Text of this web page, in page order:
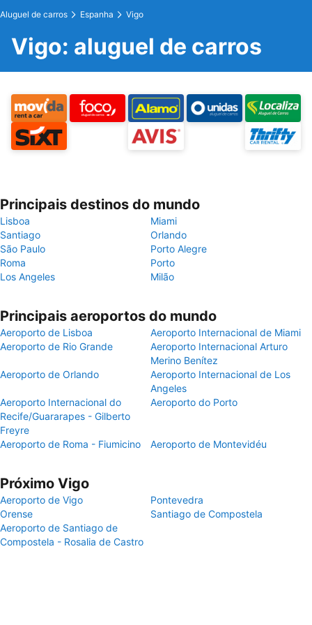
Aluguel de carros Espanha Vigo
Vigo: aluguel de carros
Principais destinos do mundo
Lisboa
Miami
Santiago
Orlando
São Paulo
Porto Alegre
Roma
Porto
Los Angeles
Milão
Principais aeroportos do mundo
Aeroporto de Lisboa
Aeroporto Internacional de Miami
Aeroporto de Rio Grande
Aeroporto Internacional Arturo
Merino Benítez
Aeroporto de Orlando
Aeroporto Internacional de Los
Angeles
Aeroporto Internacional do
Recife/Guararapes - Gilberto
Freyre
Aeroporto do Porto
Aeroporto de Roma - Fiumicino Aeroporto de Montevidéu
Próximo Vigo
Aeroporto de Vigo
Pontevedra
Orense
Santiago de Compostela
Aeroporto de Santiago de
Compostela - Rosalia de Castro